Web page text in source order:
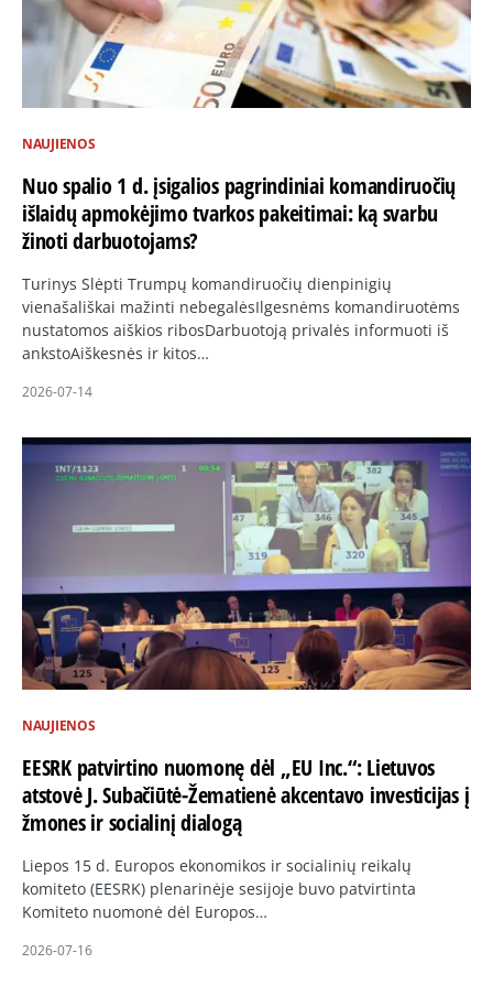
NAUJIENOS
Nuo spalio 1 d. įsigalios pagrindiniai komandiruočių
išlaidų apmokėjimo tvarkos pakeitimai: ką svarbu
žinoti darbuotojams?
Turinys Slėpti Trumpų komandiruočių dienpinigių
vienašališkai mažinti nebegalėsIlgesnėms komandiruotėms
nustatomos aiškios ribosDarbuotoją privalės informuoti iš
ankstoAiškesnės ir kitos…
2026-07-14
NAUJIENOS
EESRK patvirtino nuomonę dėl „EU Inc.“: Lietuvos
atstovė J. Subačiūtė-Žematienė akcentavo investicijas į
žmones ir socialinį dialogą
Liepos 15 d. Europos ekonomikos ir socialinių reikalų
komiteto (EESRK) plenarinėje sesijoje buvo patvirtinta
Komiteto nuomonė dėl Europos…
2026-07-16